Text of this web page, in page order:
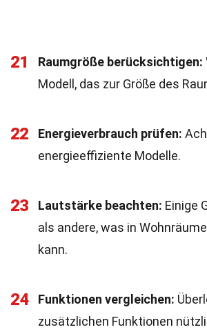
21 Raumgröße berücksichtigen:
Modell, das zur Größe des
22 Energieverbrauch prüfen:
energieeffiziente Modelle.
23 Lautstärke beachten: Einige
als andere, was in
kann.
24 Funktionen vergleichen:
zusätzlichen Funktionen